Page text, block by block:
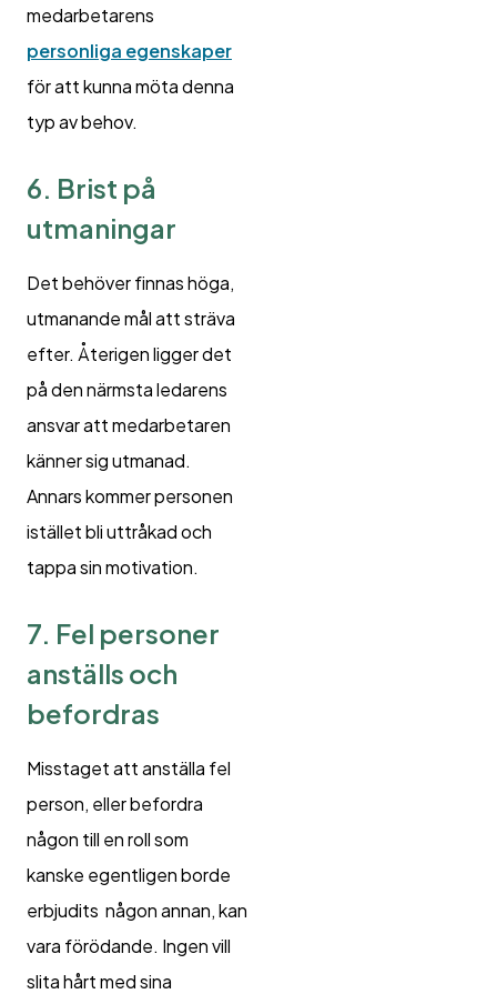
medarbetarens
personliga egenskaper
för att kunna möta denna
typ av behov.
6. Brist på
utmaningar
Det behöver finnas höga,
utmanande mål att sträva
efter. Återigen ligger det
på den närmsta ledarens
ansvar att medarbetaren
känner sig utmanad.
Annars kommer personen
istället bli uttråkad och
tappa sin motivation.
7. Fel personer
anställs och
befordras
Misstaget att anställa fel
person, eller befordra
någon till en roll som
kanske egentligen borde
erbjudits någon annan, kan
vara förödande. Ingen vill
slita hårt med sina